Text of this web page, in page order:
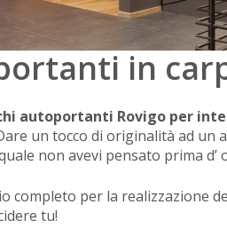
in
autoportanti Rovigo per
un tocco di originalità ad
non avevi pensato prima d’
completo per la realizzazione
tu!